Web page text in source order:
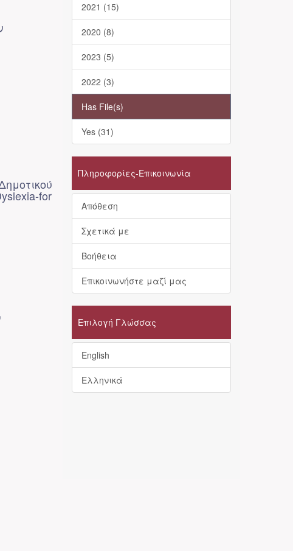
for
2021 (15)
2020 (8)
2023 (5)
2022 (3)
Has File(s)
Yes (31)
Πληροφορίες-Επικοινωνία
Απόθεση
Σχετικά με
Βοήθεια
Επικοινωνήστε μαζί μας
Επιλογή Γλώσσας
English
Ελληνικά